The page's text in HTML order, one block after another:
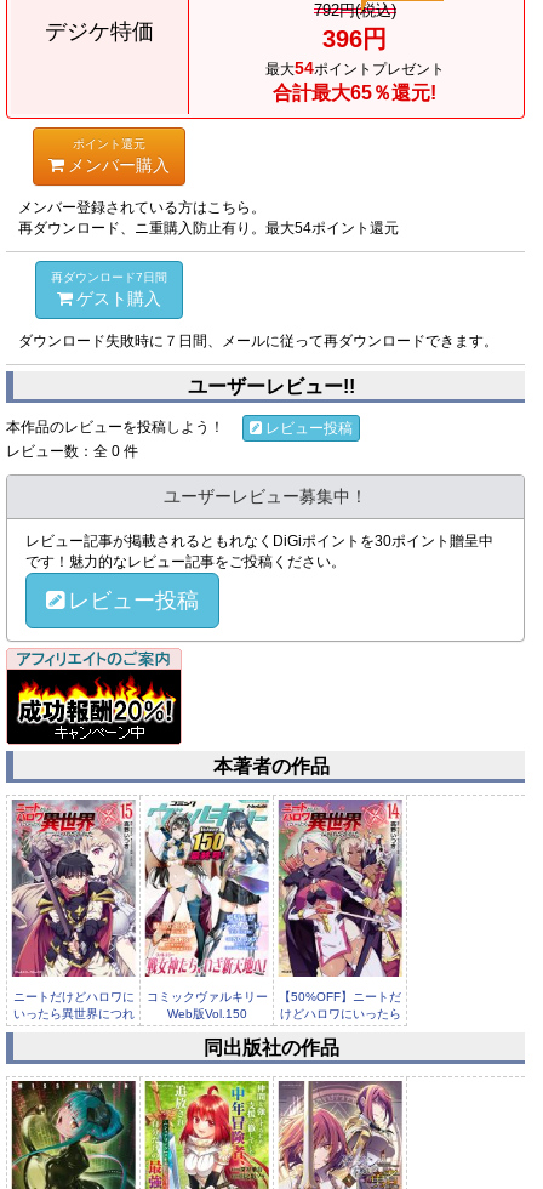
デジケ特価
792円(税込)
396円
最大54ポイントプレゼント
合計最大65％還元!
ポイント還元
メンバー購入
メンバー登録されている方はこちら。
再ダウンロード、ニ重購入防止有り。最大54ポイント還元
再ダウンロード7日間
ゲスト購入
ダウンロード失敗時に７日間、メールに従って再ダウンロードできます。
ユーザーレビュー!!
本作品のレビューを投稿しよう！
レビュー投稿
レビュー数：全 0 件
ユーザーレビュー募集中！
レビュー記事が掲載されるともれなくDiGiポイントを30ポイント贈呈中
です！魅力的なレビュー記事をご投稿ください。
レビュー投稿
本著者の作品
ニートだけどハロワに
いったら異世界につれ
てかれた...
コミックヴァルキリー
Web版Vol.150
【50%OFF】ニートだ
けどハロワにいったら
異世...
同出版社の作品